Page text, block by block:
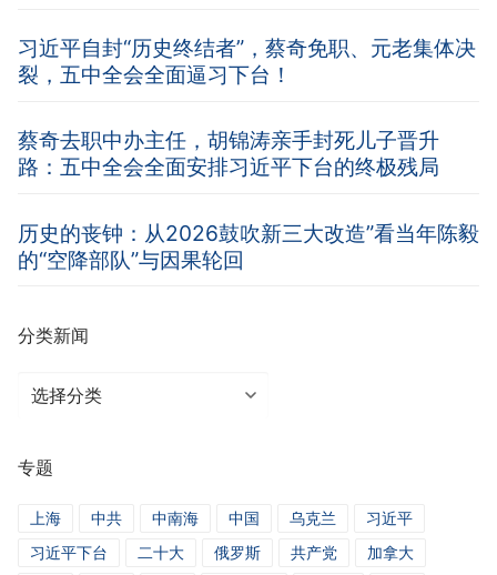
习近平自封“历史终结者”，蔡奇免职、元老集体决
裂，五中全会全面逼习下台！
蔡奇去职中办主任，胡锦涛亲手封死儿子晋升
路：五中全会全面安排习近平下台的终极残局
历史的丧钟：从2026鼓吹新三大改造”看当年陈毅
的“空降部队”与因果轮回
分类新闻
分
闻
专题
上海 中共 中南海 中国 乌克兰
习近平
习近平下台
二十大 俄罗斯 共产党
加拿大